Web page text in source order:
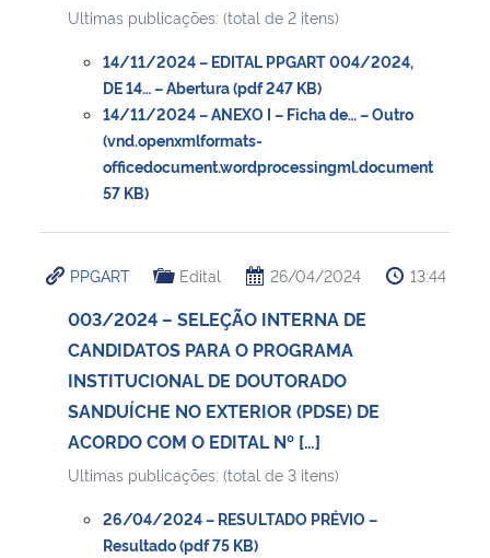
Ultimas publicações: (total de 2 itens)
14/11/2024 – EDITAL PPGART 004/2024,
DE 14… – Abertura (pdf 247 KB)
14/11/2024 – ANEXO I – Ficha de… – Outro
(vnd.openxmlformats-
officedocument.wordprocessingml.document
57 KB)
PPGART Edital 26/04/2024 13:44
003/2024 – SELEÇÃO INTERNA DE
CANDIDATOS PARA O PROGRAMA
INSTITUCIONAL DE DOUTORADO
SANDUÍCHE NO EXTERIOR (PDSE) DE
ACORDO COM O EDITAL Nº […]
Ultimas publicações: (total de 3 itens)
26/04/2024 – RESULTADO PRÉVIO –
Resultado (pdf 75 KB)